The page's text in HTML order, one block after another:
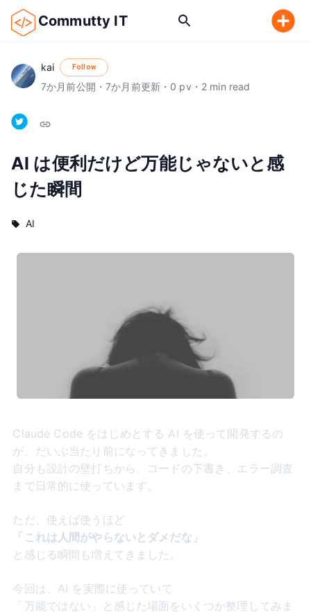
Commutty IT
kai Follow
7か月前公開 ・7か月前更新 ・ 0 pv ・ 2 min read
AI は便利だけど万能じゃないと感
じた瞬間
AI
Claude Code をはじめとする AI を使って開発するの
が、だいぶ当たり前になってきました。
自分も設計の壁打ちから、コードの下書き、エラー調査
まで日常的に使っています。
ただ、使えば使うほど
「これは人間がやらないとダメだな」
と感じる瞬間も増えてきました。
今回は、AI を実際に使っていて
「万能ではない」と感じた場面をいくつか整理してみま